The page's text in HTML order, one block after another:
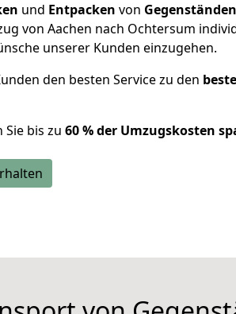
und Entpacken von Gegenständen
von Aachen nach Ochtersum
unserer Kunden einzugehen.
den besten Service zu den
bis zu 60 % der Umzugskosten